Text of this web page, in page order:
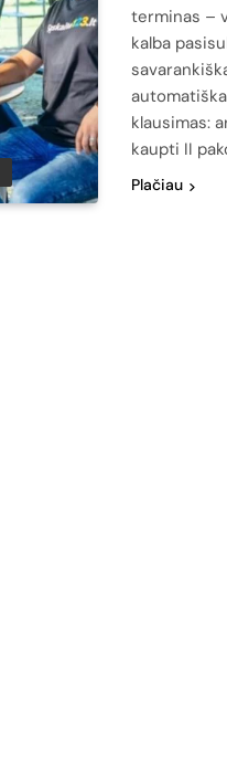
terminas –
kalba
klausimas:
kaupti II
Plačiau